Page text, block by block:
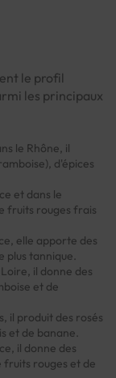
le profil
les principaux
le Rhône, il
d'épices
et dans le
fruits rouges frais
elle apporte des
plus tannique.
il donne des
et de
il produit des rosés
et de banane.
il donne des
fruits rouges et de